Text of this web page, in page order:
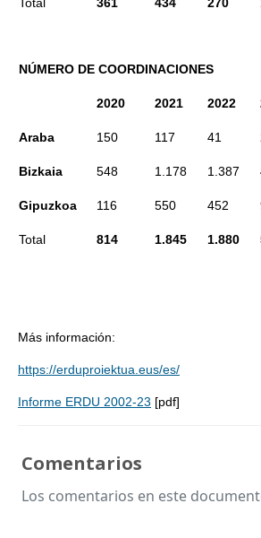
NÚMERO DE COORDINACIONES
2020 2021 2022
Araba 150 117 41
Bizkaia 548 1.178 1.387
Gipuzkoa 116 550 452
Total 814 1.845 1.880
Más información:
https://erduproiektua.eus/es/
Informe ERDU 2002-23 [pdf]
Comentarios
Los comentarios en este